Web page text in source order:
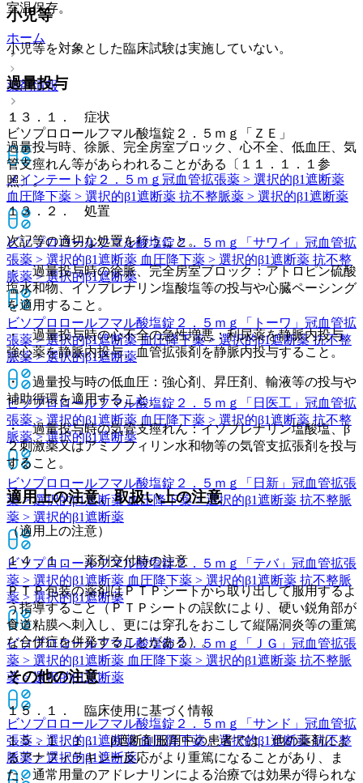
室温保存。
ホーム
薬剤情報
ビソプロロールフマル酸塩錠２．５ｍｇ「ＺＥ」
メインテート錠２．５ｍｇ 冠血管拡張薬 > 選択的β1遮断薬
血圧降下薬 > 選択的β1遮断薬 抗不整脈薬 > 選択的β1遮断薬
ビソプロロールフマル酸塩錠２．５ｍｇ「サワイ」 冠血管拡
張薬 > 選択的β1遮断薬 血圧降下薬 > 選択的β1遮断薬 抗不整
脈薬 > 選択的β1遮断薬
ビソプロロールフマル酸塩錠２．５ｍｇ「トーワ」 冠血管拡
張薬 > 選択的β1遮断薬 血圧降下薬 > 選択的β1遮断薬 抗不整
脈薬 > 選択的β1遮断薬
ビソプロロールフマル酸塩錠２．５ｍｇ「日医工」 冠血管拡
張薬 > 選択的β1遮断薬 血圧降下薬 > 選択的β1遮断薬 抗不整
脈薬 > 選択的β1遮断薬
ビソプロロールフマル酸塩錠２．５ｍｇ「日新」 冠血管拡張
薬 > 選択的β1遮断薬 血圧降下薬 > 選択的β1遮断薬 抗不整脈
薬 > 選択的β1遮断薬
ビソプロロールフマル酸塩錠２．５ｍｇ「テバ」 冠血管拡張
薬 > 選択的β1遮断薬 血圧降下薬 > 選択的β1遮断薬 抗不整脈
薬 > 選択的β1遮断薬
ビソプロロールフマル酸塩錠２．５ｍｇ「ＪＧ」 冠血管拡張
薬 > 選択的β1遮断薬 血圧降下薬 > 選択的β1遮断薬 抗不整脈
薬 > 選択的β1遮断薬
ビソプロロールフマル酸塩錠２．５ｍｇ「サンド」 冠血管拡
張薬 > 選択的β1遮断薬 血圧降下薬 > 選択的β1遮断薬 抗不整
脈薬 > 選択的β1遮断薬
小児等
小児等を対象とした臨床試験は実施していない。
過量投与
１３．１． 症状
過量投与時、徐脈、完全房室ブロック、心不全、低血圧、気
管支痙れん等があらわれることがある〔１１．１．１参
照〕。
１３．２． 処置
次記等の適切な処置を行うこと。
・ 過量投与時の徐脈、完全房室ブロック：アトロピン硫酸
塩水和物、イソプレナリン塩酸塩等の投与や心臓ペーシング
を適用すること。
・ 過量投与時の心不全の急性増悪：利尿薬を静脈内投与、
強心薬を静脈内投与、血管拡張剤を静脈内投与すること。
・ 過量投与時の低血圧：強心剤、昇圧剤、輸液等の投与や
補助循環を適用すること。
・ 過量投与時の気管支痙れん：イソプレナリン塩酸塩、β
２刺激薬又はアミノフィリン水和物等の気管支拡張剤を投与
すること。
適用上の注意、取扱い上の注意
（適用上の注意）
１４．１． 薬剤交付時の注意
ＰＴＰ包装の薬剤はＰＴＰシートから取り出して服用するよ
う指導すること（ＰＴＰシートの誤飲により、硬い鋭角部が
食道粘膜へ刺入し、更には穿孔をおこして縦隔洞炎等の重篤
な合併症を併発することがある）。
その他の注意
１５．１． 臨床使用に基づく情報
１５．１．１． β遮断剤服用中の患者では、他の薬剤によ
るアナフィラキシー反応がより重篤になることがあり、ま
た、通常用量のアドレナリンによる治療では効果が得られな